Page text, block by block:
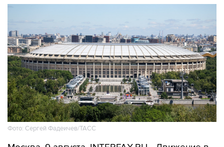
Фото: Сергей Фадеичев/ТАСС